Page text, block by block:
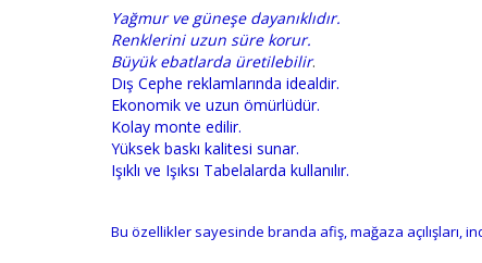
Yağmur ve güneşe dayanıklıdır.
Renklerini uzun süre korur.
Büyük ebatlarda üretilebilir.
Dış Cephe reklamlarında idealdir.
Ekonomik ve uzun ömürlüdür.
Kolay monte edilir.
Yüksek baskı kalitesi sunar.
Işıklı ve Işıksı Tabelalarda kullanılır.
Bu özellikler sayesinde branda afiş, mağaza açılışları,